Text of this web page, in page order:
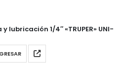
lubricación 1/4″ «TRUPER» UNI-